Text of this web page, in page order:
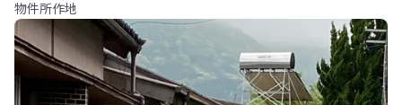
物件所作地